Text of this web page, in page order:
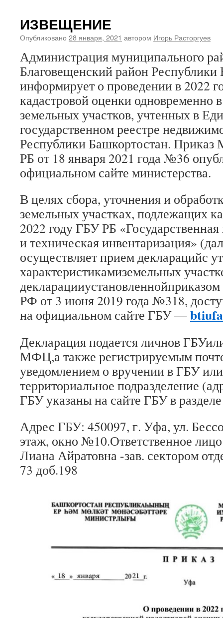
ИЗВЕЩЕНИЕ
Опубликовано 28 января, 2021 автором Игорь Расторгуев
Администрация муниципального
Благовещенский район Республики
информирует о проведении в 2022
кадастровой оценки одновременно
земельных участков, учтенных в
государственном реестре
Республики Башкортостан.
РБ от 18 января 2021 года №36
официальном сайте министерства.
В целях сбора, уточнения и
земельных участках, подлежащих
2022 году ГБУ РБ «Государственная
и техническая инвентаризация»
осуществляет прием декларацийс
характеристикамиземельных
РФ от 3 июня 2019 года №318,
на официальном сайте ГБУ —btiufa
Декларация подается личнов
МФЦ,а также регистрируемым
уведомлением о вручении в ГБУ
территориальное подразделение
ГБУ указаны на сайте ГБУ в
Адрес ГБУ: 450097, г. Уфа, ул.
этаж, окно №10.Ответственное
Лиана Айратовна -зав. сектором
73 доб.198